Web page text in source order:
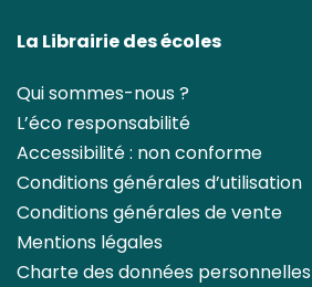
La Librairie des écoles
Qui sommes-nous ?
L’éco responsabilité
Accessibilité : non conforme
Conditions générales d’utilisation
Conditions générales de vente
Mentions légales
Charte des données personnelles